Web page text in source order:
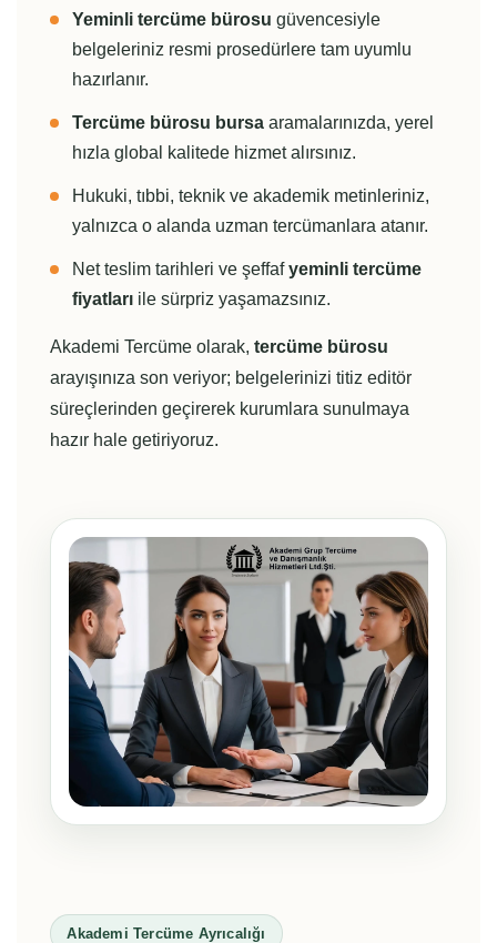
Yeminli tercüme bürosu güvencesiyle
belgeleriniz resmi prosedürlere tam uyumlu
hazırlanır.
Tercüme bürosu bursa aramalarınızda, yerel
hızla global kalitede hizmet alırsınız.
Hukuki, tıbbi, teknik ve akademik metinleriniz,
yalnızca o alanda uzman tercümanlara atanır.
Net teslim tarihleri ve şeffafyeminli tercüme
fiyatları ile sürpriz yaşamazsınız.
Akademi Tercüme olarak,tercüme bürosu
arayışınıza son veriyor; belgelerinizi titiz editör
süreçlerinden geçirerek kurumlara sunulmaya
hazır hale getiriyoruz.
Akademi Tercüme Ayrıcalığı